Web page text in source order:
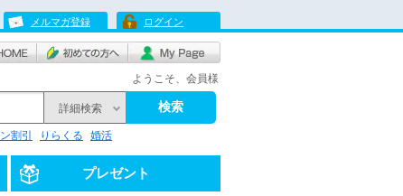
メルマガ登録 ログイン
ようこそ、会員様
詳細検索 検索
割引 りらくる 婚活
プレゼント